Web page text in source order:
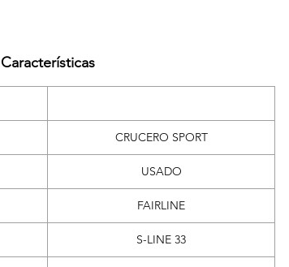
Características
CRUCERO SPORT
USADO
FAIRLINE
S-LINE 33